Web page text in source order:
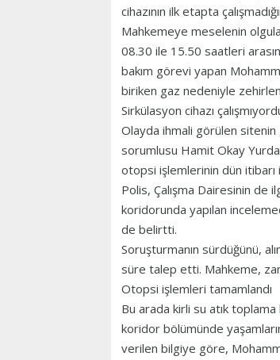
cihazının ilk etapta
Mahkemeye meselenin
08.30 ile 15.50 saatleri
bakım görevi yapan
biriken gaz nedeniyle
Sirkülasyon cihazı
Olayda ihmali görülen sitenin
sorumlusu Hamit Okay
otopsi işlemlerinin dün itibarı
Polis, Çalışma Dairesinin de
koridorunda yapılan
de belirtti.
Soruşturmanın sürdüğünü,
süre talep etti. Mahkeme,
Otopsi işlemleri tamamlandı
Bu arada kirli su atık toplama
koridor bölümünde
verilen bilgiye göre,